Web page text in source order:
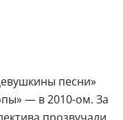
песни»
— в 2010-ом. За
прозвучали